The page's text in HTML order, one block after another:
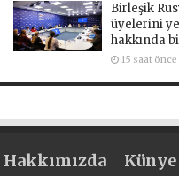
Birleşik
üyelerini
hakkında
15 saat önce
Hakkımızda Künye